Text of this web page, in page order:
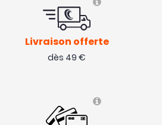
Livraison offerte
dès 49 €